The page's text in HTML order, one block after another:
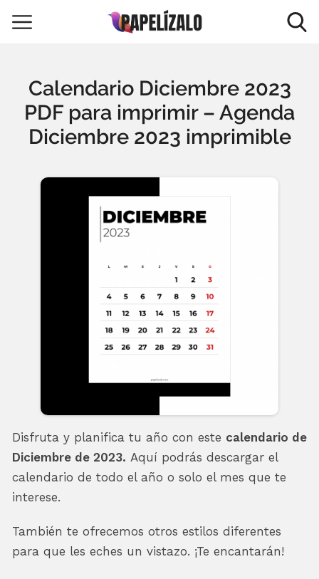
Calendario Diciembre 2023
PDF para imprimir – Agenda
Diciembre 2023 imprimible
Disfruta y planifica tu año con este calendario de
Diciembre de 2023. Aquí podrás descargar el
calendario de todo el año o solo el mes que te
interese.
También te ofrecemos otros estilos diferentes
para que les eches un vistazo. ¡Te encantarán!